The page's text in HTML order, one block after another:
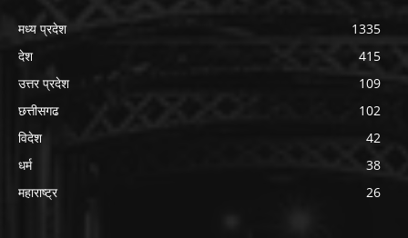
मध्य प्रदेश
1335
देश
415
उत्तर प्रदेश
109
छत्तीसगढ
102
विदेश
42
धर्म
38
महाराष्ट्र
26